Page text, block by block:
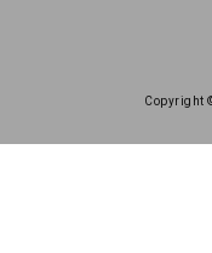
Copyright